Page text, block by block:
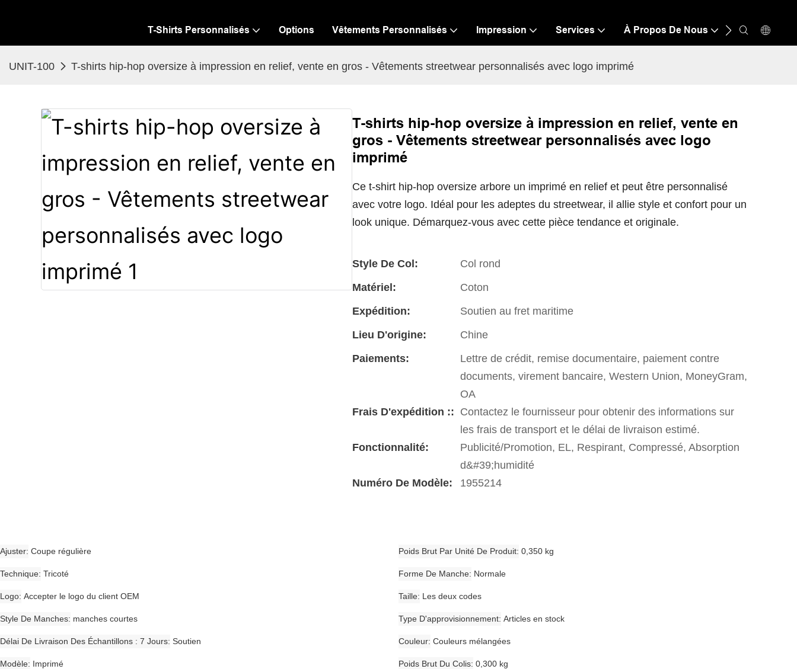
T-Shirts Personnalisés Options Vêtements Personnalisés Impression Services À Propos De Nous Ressource
UNIT-100 T-shirts hip-hop oversize à impression en relief, vente en gros - Vêtements streetwear personnalisés avec logo imprimé
T-shirts hip-hop oversize à impression en relief, vente en
gros - Vêtements streetwear personnalisés avec logo
imprimé
Ce t-shirt hip-hop oversize arbore un imprimé en relief et peut être personnalisé
avec votre logo. Idéal pour les adeptes du streetwear, il allie style et confort pour un
look unique. Démarquez-vous avec cette pièce tendance et originale.
Style De Col:
Col rond
Matériel:
Coton
Expédition:
Soutien au fret maritime
Lieu D'origine:
Chine
Paiements:
Lettre de crédit, remise documentaire, paiement contre
documents, virement bancaire, Western Union, MoneyGram,
OA
Frais D'expédition :: Contactez le fournisseur pour obtenir des informations sur
les frais de transport et le délai de livraison estimé.
Fonctionnalité:
Publicité/Promotion, EL, Respirant, Compressé, Absorption
d&#39;humidité
Numéro De Modèle:
1955214
Ajuster Coupe régulière Poids Brut Par Unité De Produit 0,350 kg
Technique Tricoté Forme De Manche Normale
Logo Accepter le logo du client OEM Taille Les deux codes
Style De Manches manches courtes Type D'approvisionnement Articles en stock
Délai De Livraison Des Échantillons : 7 Jours Soutien Couleur Couleurs mélangées
Modèle Imprimé Poids Brut Du Colis 0,300 kg